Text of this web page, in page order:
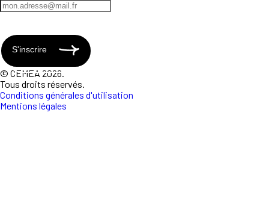
S'inscrire
© CEMEA 2026.
Tous droits réservés.
Conditions générales d'utilisation
Mentions légales